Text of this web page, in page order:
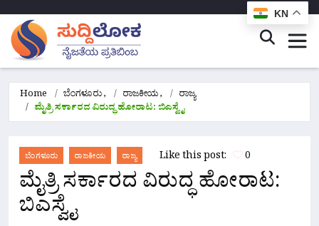
Home ಬೆಂಗಳೂರು, ರಾಜಕೀಯ,
ರಾಜ್ಯ
ಮೈತ್ರಿ ಸರ್ಕಾರದ ವಿರುದ್ಧ ಹೋರಾಟ: ಬಿಎಸ್ವೈ
ಬೆಂಗಳೂರು ರಾಜಕೀಯ ರಾಜ್ಯ Like this post: 0
ಮೈತ್ರಿ ಸರ್ಕಾರದ ವಿರುದ್ಧ ಹೋರಾಟ:
ಬಿಎಸ್ವೈ
KN